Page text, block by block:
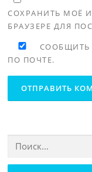
СОХРАНИТЬ МОЁ
БРАУЗЕРЕ ДЛЯ
СООБЩИТЬ
ПО ПОЧТЕ.